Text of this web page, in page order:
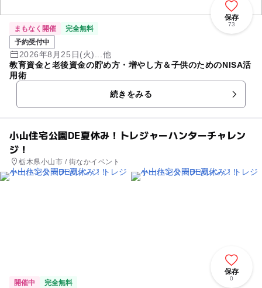
保存
73
まもなく開催
完全無料
予約受付中
2026年8月25日(火)...他
教育資金と老後資金の貯め方・増やし方＆子供のためのNISA活
用術
続きをみる
小山住宅公園DE夏休み！トレジャーハンターチャレン
ジ！
栃木県小山市 / 街なかイベント
保存
0
開催中 完全無料